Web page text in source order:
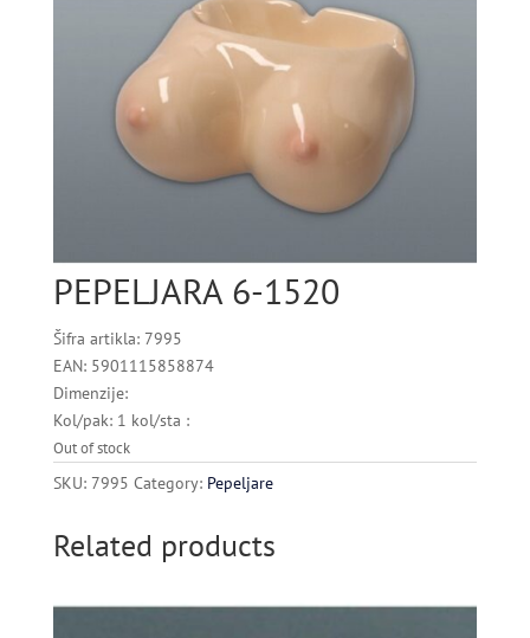
PEPELJARA 6-1520
Šifra artikla: 7995
EAN: 5901115858874
Dimenzije:
Kol/pak: 1 kol/sta :
Out of stock
SKU: 7995 Category: Pepeljare
Related products